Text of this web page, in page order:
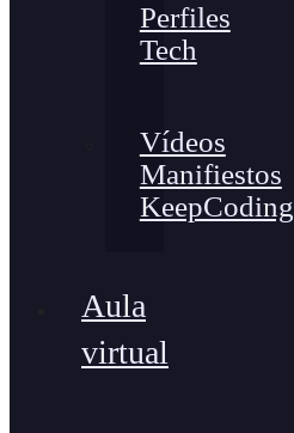
Perfiles
Tech
Vídeos
Manifiestos
KeepCoding
Aula
virtual